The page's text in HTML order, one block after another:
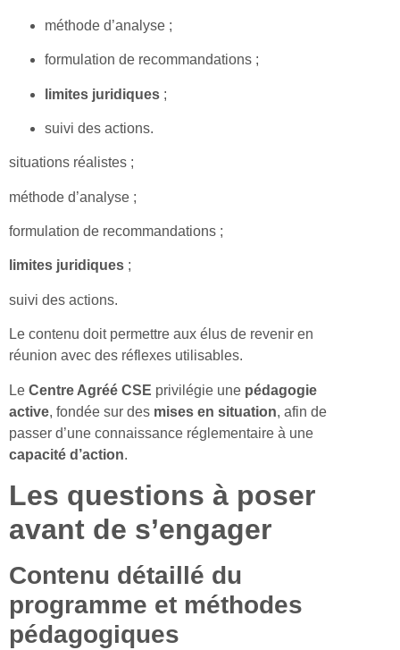
méthode d’analyse ;
formulation de recommandations ;
limites juridiques ;
suivi des actions.
situations réalistes ;
méthode d’analyse ;
formulation de recommandations ;
limites juridiques ;
suivi des actions.
Le contenu doit permettre aux élus de revenir en
réunion avec des réflexes utilisables.
Le Centre Agréé CSE privilégie une pédagogie
active, fondée sur des mises en situation, afin de
passer d’une connaissance réglementaire à une
capacité d’action.
Les questions à poser
avant de s’engager
Contenu détaillé du
programme et méthodes
pédagogiques